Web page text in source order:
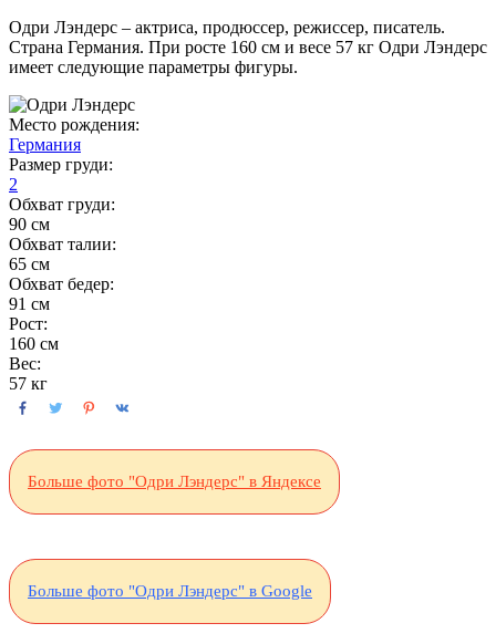
Одри Лэндерс – актриса, продюссер, режиссер, писатель.
Страна Германия. При росте 160 см и весе 57 кг Одри Лэндерс
имеет следующие параметры фигуры.
Место рождения:
Германия
Размер груди:
2
Обхват груди:
90 см
Обхват талии:
65 см
Обхват бедер:
91 см
Рост:
160 см
Вес:
57 кг
Больше фото "Одри Лэндерс" в Яндексе
Больше фото "Одри Лэндерс" в Google